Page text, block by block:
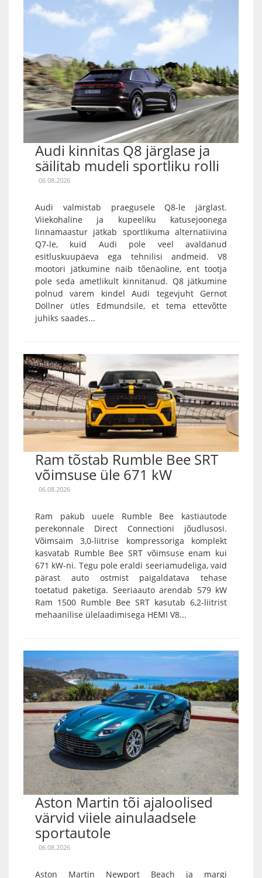
Audi kinnitas Q8 järglase ja
säilitab mudeli sportliku rolli
06.08.2026
Audi valmistab praegusele Q8-le järglast.
Viiekohaline ja kupeeliku katusejoonega
linnamaastur jätkab sportlikuma alternatiivina
Q7-le, kuid Audi pole veel avaldanud
esitluskuupäeva ega tehnilisi andmeid. V8
mootori jätkumine näib tõenäoline, ent tootja
pole seda ametlikult kinnitanud. Q8 jätkumine
polnud varem kindel Audi tegevjuht Gernot
Döllner ütles Edmundsile, et tema ettevõtte
juhiks saades...
Ram tõstab Rumble Bee SRT
võimsuse üle 671 kW
06.08.2026
Ram pakub uuele Rumble Bee kastiautode
perekonnale Direct Connectioni jõudlusosi.
Võimsaim 3,0-liitrise kompressoriga komplekt
kasvatab Rumble Bee SRT võimsuse enam kui
671 kW-ni. Tegu pole eraldi seeriamudeliga, vaid
pärast auto ostmist paigaldatava tehase
toetatud paketiga. Seeriaauto arendab 579 kW
Ram 1500 Rumble Bee SRT kasutab 6,2-liitrist
mehaanilise ülelaadimisega HEMI V8...
Aston Martin tõi ajaloolised
värvid viiele ainulaadsele
sportautole
06.08.2026
Aston Martin Newport Beach ja margi